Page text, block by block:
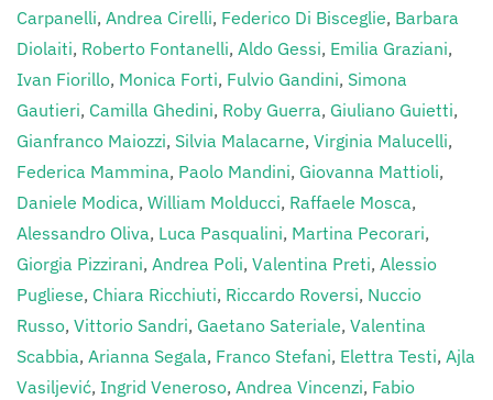
Carpanelli, Andrea Cirelli, Federico Di Bisceglie, Barbara
Diolaiti, Roberto Fontanelli, Aldo Gessi, Emilia Graziani,
Ivan Fiorillo, Monica Forti, Fulvio Gandini, Simona
Gautieri, Camilla Ghedini, Roby Guerra, Giuliano Guietti,
Gianfranco Maiozzi, Silvia Malacarne, Virginia Malucelli,
Federica Mammina, Paolo Mandini, Giovanna Mattioli,
Daniele Modica, William Molducci, Raffaele Mosca,
Alessandro Oliva, Luca Pasqualini, Martina Pecorari,
Giorgia Pizzirani, Andrea Poli, Valentina Preti, Alessio
Pugliese, Chiara Ricchiuti, Riccardo Roversi, Nuccio
Russo, Vittorio Sandri, Gaetano Sateriale, Valentina
Scabbia, Arianna Segala, Franco Stefani, Elettra Testi, Ajla
Vasiljević, Ingrid Veneroso, Andrea Vincenzi, Fabio